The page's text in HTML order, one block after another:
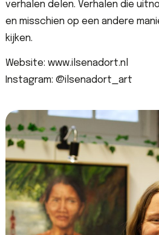
verhalen delen. Verhalen die
en misschien op een andere
kijken.
Website: www.ilsenadort.nl
Instagram: @ilsenadort_art